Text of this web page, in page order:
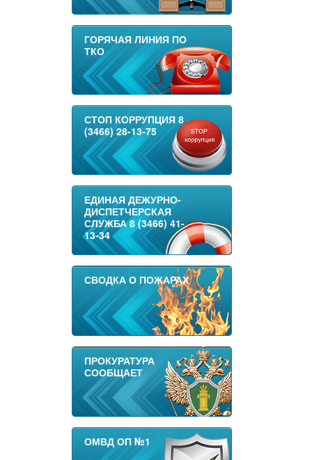
ГОРЯЧАЯ ЛИНИЯ ПО
ТКО
СТОП КОРРУПЦИЯ 8
(3466) 28-13-75
ЕДИНАЯ ДЕЖУРНО-
ДИСПЕТЧЕРСКАЯ
СЛУЖБА 8 (3466) 41-
13-34
СВОДКА О ПОЖАРАХ
ПРОКУРАТУРА
СООБЩАЕТ
ОМВД ОП №1